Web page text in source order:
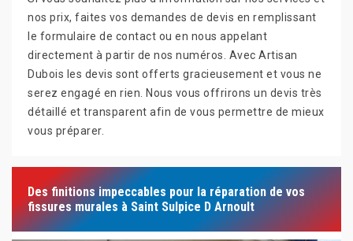
nos prix, faites vos demandes de devis en remplissant
le formulaire de contact ou en nous appelant
directement à partir de nos numéros. Avec Artisan
Dubois les devis sont offerts gracieusement et vous ne
serez engagé en rien. Nous vous offrirons un devis très
détaillé et transparent afin de vous permettre de mieux
vous préparer.
Des finitions impeccables pour la réparation de vos
fissures murales à Saint Sulpice D Arnoult